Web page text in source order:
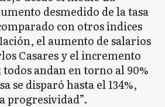
desmedido de la tasa
con otros índices
el aumento de salarios
Casares y el incremento
andan en torno al 90%
se disparó hasta el 134%,
progresividad”.